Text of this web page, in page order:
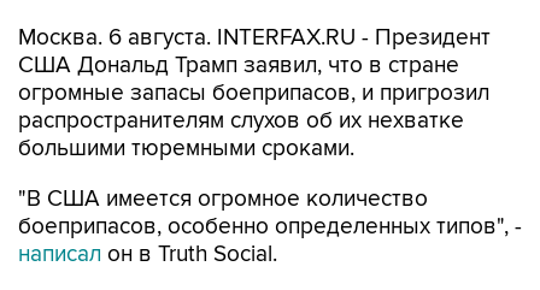
Москва. 6 августа. INTERFAX.RU - Президент
США Дональд Трамп заявил, что в стране
огромные запасы боеприпасов, и пригрозил
распространителям слухов об их нехватке
большими тюремными сроками.
"В США имеется огромное количество
боеприпасов, особенно определенных типов", -
написал он в Truth Social.